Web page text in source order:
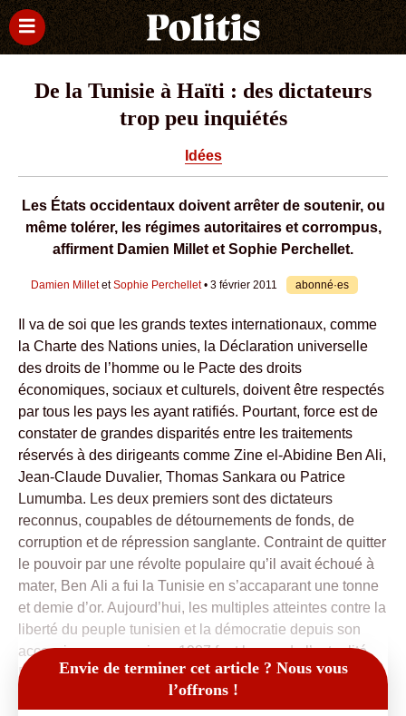
De la Tunisie à Haïti : des dictateurs
trop peu inquiétés
Idées
Les États occidentaux doivent arrêter de soutenir, ou
même tolérer, les régimes autoritaires et corrompus,
affirment Damien Millet et Sophie Perchellet.
Damien Millet etSophie Perchellet • 3 février 2011 abonné·es
Il va de soi que les grands textes internationaux, comme
la Charte des Nations unies, la Déclaration universelle
des droits de l’homme ou le Pacte des droits
économiques, sociaux et culturels, doivent être respectés
par tous les pays les ayant ratifiés. Pourtant, force est de
constater de grandes disparités entre les traitements
réservés à des dirigeants comme Zine el-Abidine Ben Ali,
Jean-Claude Duvalier, Thomas Sankara ou Patrice
Lumumba. Les deux premiers sont des dictateurs
reconnus, coupables de détournements de fonds, de
corruption et de répression sanglante. Contraint de quitter
le pouvoir par une révolte populaire qu’il avait échoué à
mater, Ben Ali a fui la Tunisie en s’accaparant une tonne
et demie d’or. Aujourd’hui, les multiples atteintes contre la
liberté du peuple tunisien et la démocratie depuis son
accession au pouvoir en 1987 font la une de l’actualité.
En 1986,Envie de terminer cet article ? Nous vous
l’offrons !